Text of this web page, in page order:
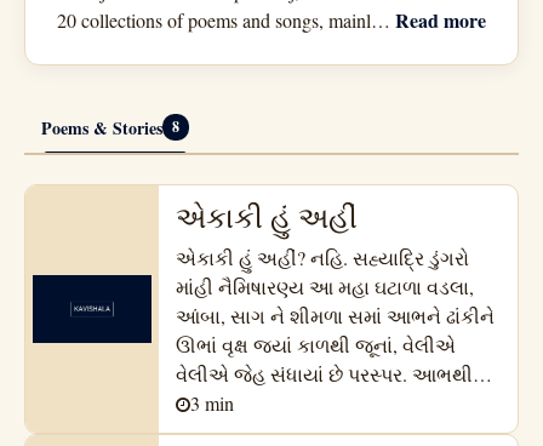
20 collections of poems and songs, mainl… Read more
Poems & Stories 8
એકાકી હું અહીં
એકાકી હું અહીં? નહિ. સહ્યાદ્રિ ડુંગરો
માંહી નૈમિષારણ્ય આ મહા ઘટાળા વડલા,
આંબા, સાગ ને શીમળા સમાં આભને ઢાંકીને
ઊભાં વૃક્ષ જ્યાં કાળથી જૂનાં, વેલીએ
વેલીએ જેહ સંધાયાં છે પરસ્પર. આભથી…
3 min